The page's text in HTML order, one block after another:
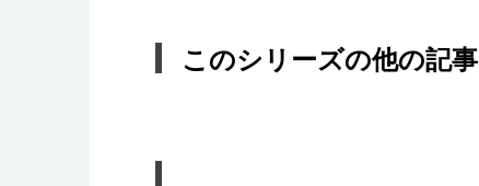
このシリーズの他の記事